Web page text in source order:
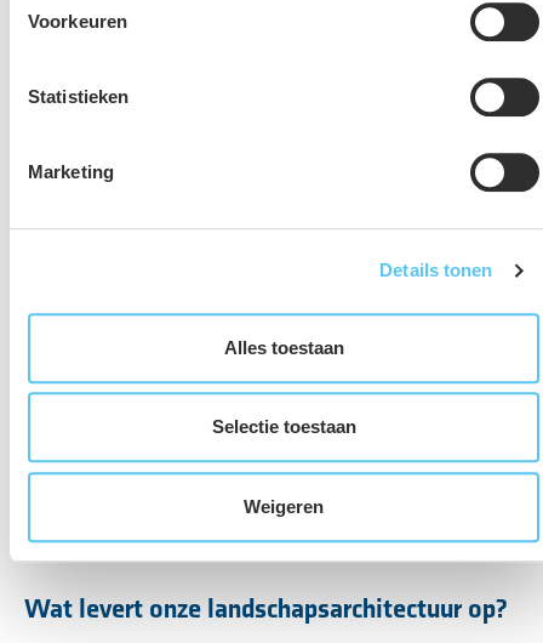
Voorkeuren
Statistieken
Marketing
Details tonen
Alles toestaan
Selectie toestaan
Weigeren
openbare ruimte een fijne en gezonde leefomgeving
Wat levert onze landschapsarchitectuur op?